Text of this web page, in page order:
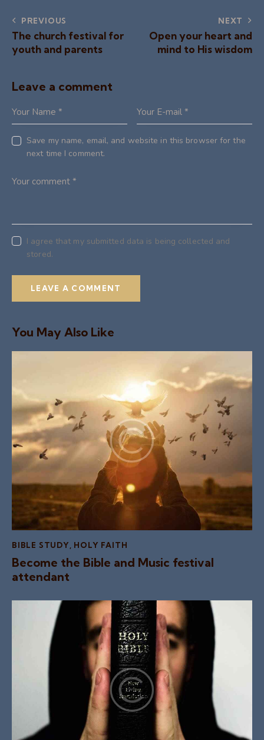
PREVIOUS
The church festival for
youth and parents
NEXT
Open your heart and
mind to His wisdom
Leave a comment
Save my name, email, and website in this browser for the
next time I comment.
I agree that my submitted data is being collected and
stored.
You May Also Like
BIBLE STUDY, HOLY FAITH
Become the Bible and Music festival
attendant